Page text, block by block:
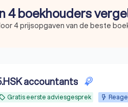
4 boekhouders
4 prijsopgaven van de beste
.HSK accountants
Gratis eerste adviesgesprek